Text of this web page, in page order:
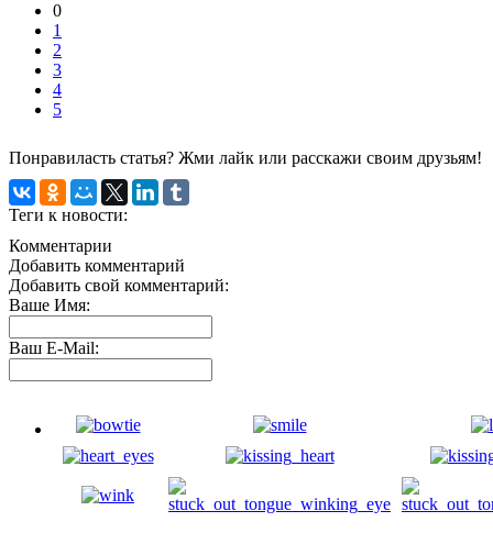
0
1
2
3
4
5
Понравиласть статья? Жми лайк или расскажи своим друзьям!
Теги к новости:
Комментарии
Добавить комментарий
Добавить свой комментарий:
Ваше Имя:
Ваш E-Mail: